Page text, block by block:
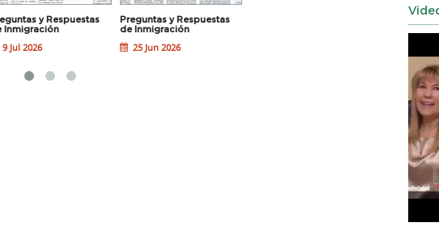
y Respuestas
Inmigración
9 Jul 2026
Preguntas y Respuestas
de Inmigración
25 Jun 2026
de